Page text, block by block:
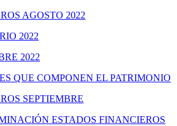
AGOSTO 2022
2022
2022
QUE COMPONEN EL PATRIMONIO
SEPTIEMBRE
ESTADOS FINANCIEROS